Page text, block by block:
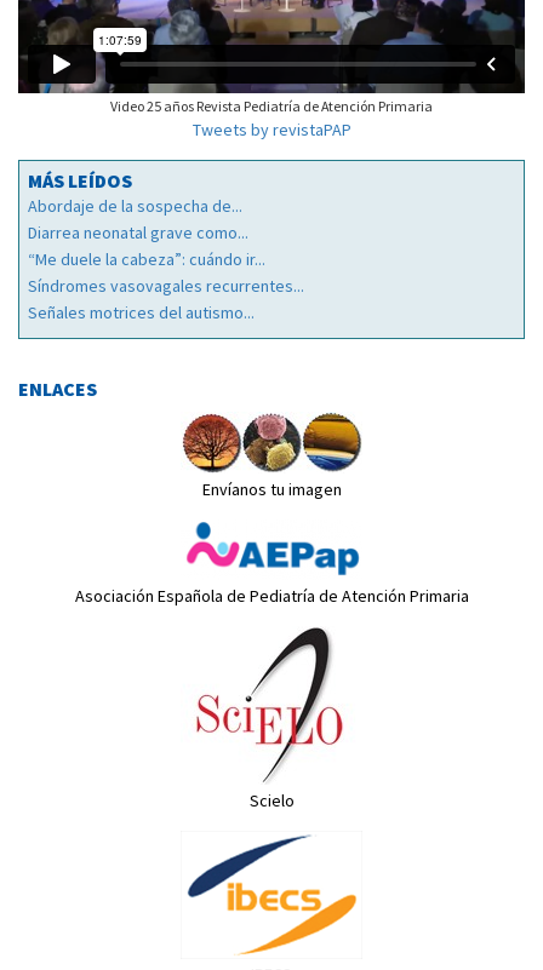
Video 25 años Revista Pediatría de Atención Primaria
Tweets by revistaPAP
MÁS LEÍDOS
Abordaje de la sospecha de...
Diarrea neonatal grave como...
“Me duele la cabeza”: cuándo ir...
Síndromes vasovagales recurrentes...
Señales motrices del autismo...
ENLACES
Envíanos tu imagen
Asociación Española de Pediatría de Atención Primaria
Scielo